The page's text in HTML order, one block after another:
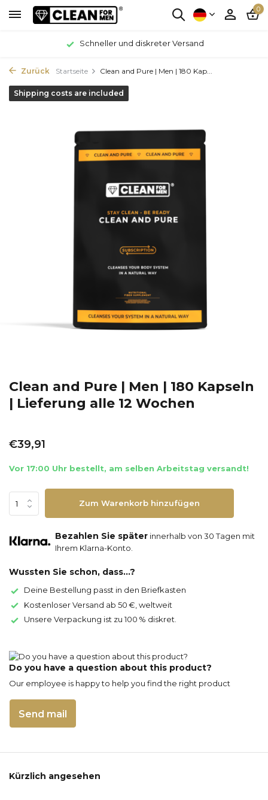
0
Schneller und diskreter Versand
Zurück Startseite Clean and Pure | Men | 180 Kap...
Clean and Pure | Men | 180 Kapseln
| Lieferung alle 12 Wochen
Shipping costs are included
€39,91
Vor 17:00 Uhr bestellt, am selben Arbeitstag versandt!
Zum Warenkorb hinzufügen
Bezahlen Sie später innerhalb von 30 Tagen mit
Ihrem Klarna-Konto.
Wussten Sie schon, dass...?
Deine Bestellung passt in den Briefkasten
Kostenloser Versand ab 50 €, weltweit
Unsere Verpackung ist zu 100 % diskret.
Do you have a question about this product?
Our employee is happy to help you find the right product
Send mail
Kürzlich angesehen